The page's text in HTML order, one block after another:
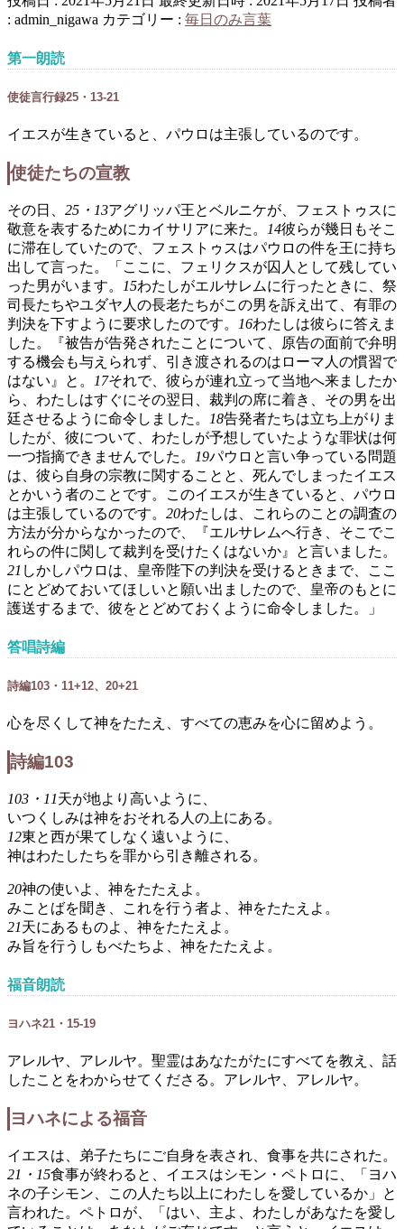
: admin_nigawa カテゴリー : 毎日のみ言葉
第一朗読
使徒言行録25・13-21
イエスが生きていると、パウロは主張しているのです。
使徒たちの宣教
その日、 25・13アグリッパ王とベルニケが、フェストゥスに
敬意を表するためにカイサリアに来た。
14彼らが幾日もそこ
に滞在していたので、フェストゥスはパウロの件を王に持ち
出して言った。「ここに、フェリクスが囚人として残してい
った男がいます。
15わたしがエルサレムに行ったときに、祭
司長たちやユダヤ人の長老たちがこの男を訴え出て、有罪の
判決を下すように要求したのです。
16わたしは彼らに答えま
した。『被告が告発されたことについて、原告の面前で弁明
する機会も与えられず、引き渡されるのはローマ人の慣習で
はない』と。
17それで、彼らが連れ立って当地へ来ましたか
ら、わたしはすぐにその翌日、裁判の席に着き、その男を出
廷させるように命令しました。
18告発者たちは立ち上がりま
したが、彼について、わたしが予想していたような罪状は何
一つ指摘できませんでした。
19パウロと言い争っている問題
は、彼ら自身の宗教に関することと、死んでしまったイエス
とかいう者のことです。このイエスが生きていると、パウロ
は主張しているのです。 20わたしは、これらのことの調査の
方法が分からなかったので、『エルサレムへ行き、そこでこ
れらの件に関して裁判を受けたくはないか』と言いました。
21 しかしパウロは、皇帝陛下の判決を受けるときまで、ここ
にとどめておいてほしいと願い出ましたので、皇帝のもとに
護送するまで、彼をとどめておくように命令しました。」
答唱詩編
詩編103・11+12、20+21
心を尽くして神をたたえ、すべての恵みを心に留めよう。
詩編103
103・11天が地より高いように、
いつくしみは神をおそれる人の上にある。
12東と西が果てしなく遠いように、
神はわたしたちを罪から引き離される。
20神の使いよ、神をたたえよ。
みことばを聞き、これを行う者よ、神をたたえよ。
21天にあるものよ、神をたたえよ。
み旨を行うしもべたちよ、神をたたえよ。
福音朗読
ヨハネ21・15-19
アレルヤ、アレルヤ。聖霊はあなたがたにすべてを教え、話
したことをわからせてくださる。アレルヤ、アレルヤ。
ヨハネによる福音
イエスは、弟子たちにご自身を表され、食事を共にされた。
21・15食事が終わると、イエスはシモン・ペトロに、「ヨハ
ネの子シモン、この人たち以上にわたしを愛しているか」と
言われた。ペトロが、「はい、主よ、わたしがあなたを愛し